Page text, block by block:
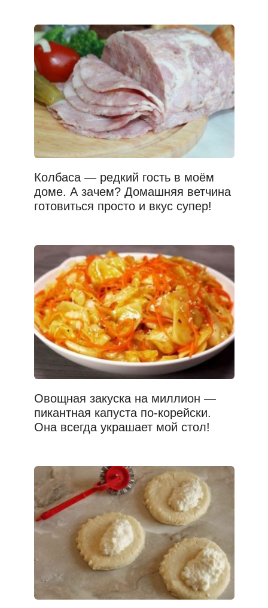
Колбаса — редкий гость в моём
доме. А зачем? Домашняя ветчина
готовиться просто и вкус супер!
Овощная закуска на миллион —
пикантная капуста по-корейски.
Она всегда украшает мой стол!